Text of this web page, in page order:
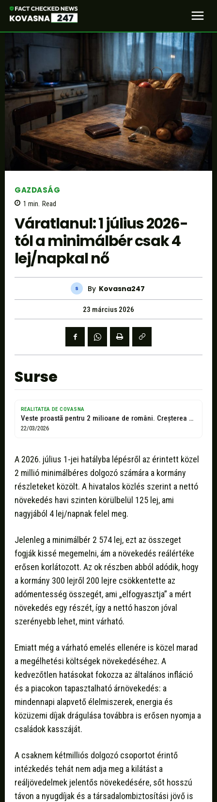
GAZDASÁG
1 min. Read
Váratlanul: 1 július 2026-
tól a minimálbér csak 4
lej/napkal nő
By Kovasna247
23 március 2026
Surse
REALITATEA DE COVASNA
Veste proastă pentru 2 milioane de români. Creșterea salariului minim de la...
22/03/2026
A 2026. július 1-jei hatályba lépésről az érintett közel
2 millió minimálbéres dolgozó számára a kormány
részleteket közölt. A hivatalos közlés szerint a nettó
növekedés havi szinten körülbelül 125 lej, ami
nagyjából 4 lej/napnak felel meg.
Jelenleg a minimálbér 2 574 lej, ezt az összeget
fogják kissé megemelni, ám a növekedés reálértéke
erősen korlátozott. Az ok részben abból adódik, hogy
a kormány 300 lejről 200 lejre csökkentette az
adómentesség összegét, ami „elfogyasztja” a mért
növekedés egy részét, így a nettó haszon jóval
szerényebb lehet, mint várható.
Emiatt még a várható emelés ellenére is közel marad
a megélhetési költségek növekedéséhez. A
kedvezőtlen hatásokat fokozza az általános infláció
és a piacokon tapasztalható árnövekedés: a
mindennapi alapvető élelmiszerek, energia és
közüzemi díjak drágulása továbbra is erősen nyomja a
családok kasszáját.
A csaknem kétmilliós dolgozó csoportot érintő
intézkedés tehát nem adja meg a kilátást a
reáljövedelmek jelentős növekedésére, sőt hosszú
távon a nyugdíjak és a társadalombiztosítási jövő is